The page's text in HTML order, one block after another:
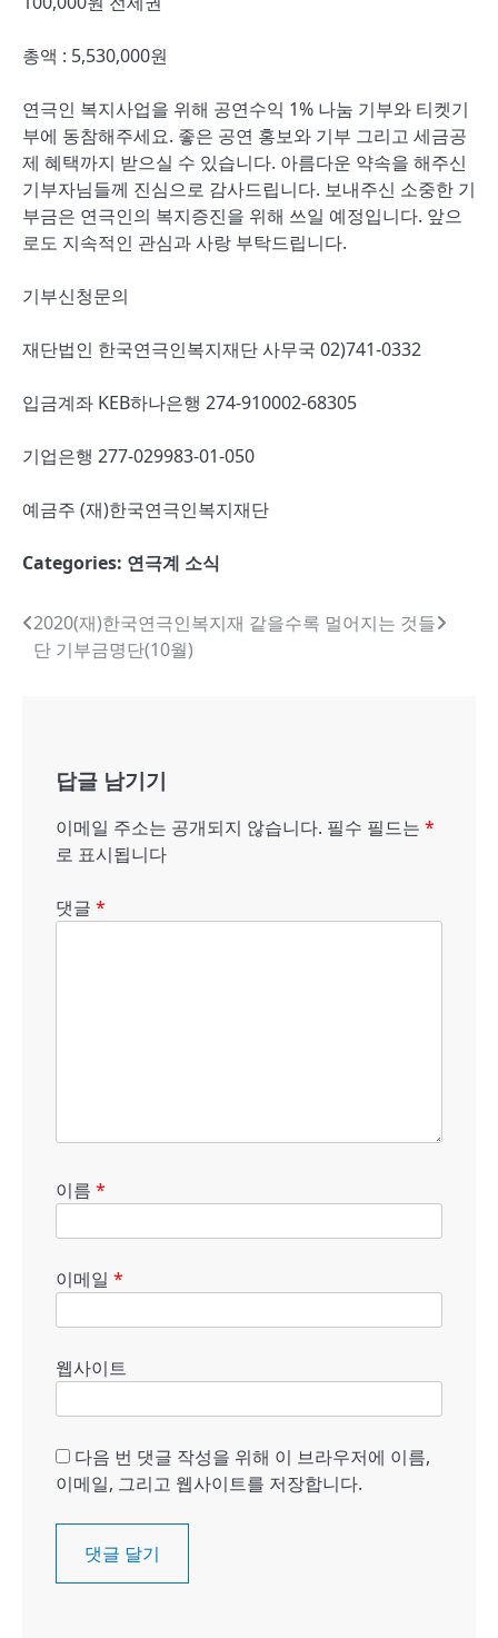
총액 : 5,530,000원
연극인 복지사업을 위해 공연수익 1% 나눔 기부와 티켓기
부에 동참해주세요. 좋은 공연 홍보와 기부 그리고 세금공
제 혜택까지 받으실 수 있습니다. 아름다운 약속을 해주신
기부자님들께 진심으로 감사드립니다. 보내주신 소중한 기
부금은 연극인의 복지증진을 위해 쓰일 예정입니다. 앞으
로도 지속적인 관심과 사랑 부탁드립니다.
기부신청문의
재단법인 한국연극인복지재단 사무국 02)741-0332
입금계좌 KEB하나은행 274-910002-68305
기업은행 277-029983-01-050
예금주 (재)한국연극인복지재단
Categories: 연극계 소식
글
내
2020(재)한국연극인복지재
단 기부금명단(10월)
같을수록 멀어지는 것들
답글 남기기
이메일 주소는 공개되지 않습니다. 필수 필드는 *
로 표시됩니다
댓글 *
이름 *
이메일 *
웹사이트
다음 번 댓글 작성을 위해 이 브라우저에 이름,
이메일, 그리고 웹사이트를 저장합니다.